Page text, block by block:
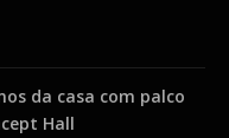
da casa com palco
Hall